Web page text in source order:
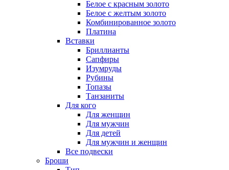
Белое с красным золото
Белое с желтым золото
Комбинированное золото
Платина
Вставки
Бриллианты
Сапфиры
Изумруды
Рубины
Топазы
Танзаниты
Для кого
Для женщин
Для мужчин
Для детей
Для мужчин и женщин
Все подвески
Броши